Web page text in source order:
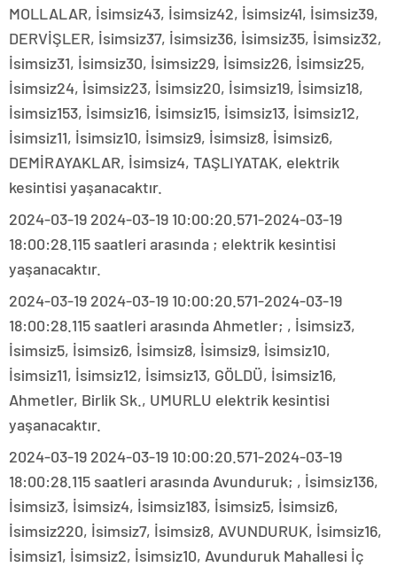
MOLLALAR, İsimsiz43, İsimsiz42, İsimsiz41, İsimsiz39,
DERVİŞLER, İsimsiz37, İsimsiz36, İsimsiz35, İsimsiz32,
İsimsiz31, İsimsiz30, İsimsiz29, İsimsiz26, İsimsiz25,
İsimsiz24, İsimsiz23, İsimsiz20, İsimsiz19, İsimsiz18,
İsimsiz153, İsimsiz16, İsimsiz15, İsimsiz13, İsimsiz12,
İsimsiz11, İsimsiz10, İsimsiz9, İsimsiz8, İsimsiz6,
DEMİRAYAKLAR, İsimsiz4, TAŞLIYATAK, elektrik
kesintisi yaşanacaktır.
2024-03-19 2024-03-19 10:00:20.571-2024-03-19
18:00:28.115 saatleri arasında ; elektrik kesintisi
yaşanacaktır.
2024-03-19 2024-03-19 10:00:20.571-2024-03-19
18:00:28.115 saatleri arasında Ahmetler; , İsimsiz3,
İsimsiz5, İsimsiz6, İsimsiz8, İsimsiz9, İsimsiz10,
İsimsiz11, İsimsiz12, İsimsiz13, GÖLDÜ, İsimsiz16,
Ahmetler, Birlik Sk., UMURLU elektrik kesintisi
yaşanacaktır.
2024-03-19 2024-03-19 10:00:20.571-2024-03-19
18:00:28.115 saatleri arasında Avunduruk; , İsimsiz136,
İsimsiz3, İsimsiz4, İsimsiz183, İsimsiz5, İsimsiz6,
İsimsiz220, İsimsiz7, İsimsiz8, AVUNDURUK, İsimsiz16,
İsimsiz1, İsimsiz2, İsimsiz10, Avunduruk Mahallesi İç